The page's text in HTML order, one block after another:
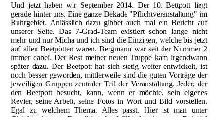
Und jetzt haben wir September 2014. Der 10. Bettpott liegt
gerade hinter uns. Eine ganze Dekade "Pflichtveranstaltung" im
Ruhrgebiet. Anlässlich dazu gibbet auch mal ein Bericht auf
unserer Seite. Das 7-Grad-Team existiert schon lange nicht
mehr und nur Micha und ich sind die Einzigen, welche bis jetzt
auf allen Beetpötten waren. Bergmann war seit der Nummer 2
immer dabei. Der Rest meiner neuen Truppe kam irgendwann
später dazu. Der Beetpott hat sich stetig weiter entwickelt, ist
noch besser geworden, mittlerweile sind die guten Vorträge der
jeweiligen Gruppen zentraler Teil der Veranstaltung. Jeder, der
den Beetpott besucht, kann, wenn er möchte, sein eigenes
Revier, seine Arbeit, seine Fotos in Wort und Bild vorstellen.
Egal zu welchem Thema. Alles passt. Hier ist man unter